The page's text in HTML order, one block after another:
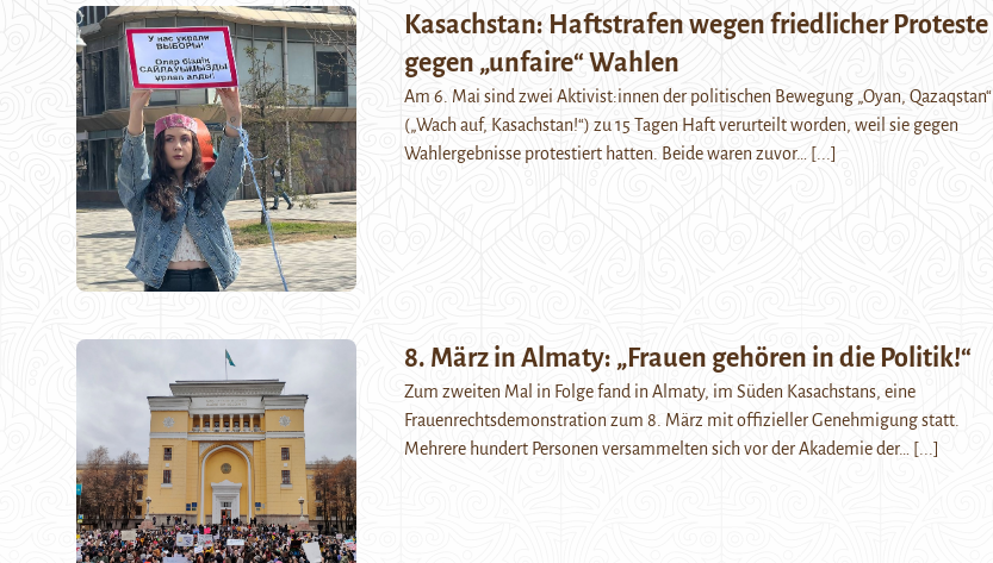
Kasachstan: Haftstrafen wegen friedlicher Proteste
gegen „unfaire“ Wahlen
Am 6. Mai sind zwei Aktivist:innen der politischen Bewegung „Oyan, Qazaqstan“
(„Wach auf, Kasachstan!“) zu 15 Tagen Haft verurteilt worden, weil sie gegen
Wahlergebnisse protestiert hatten. Beide waren zuvor…
[...]
8. März in Almaty: „Frauen gehören in die Politik!“
Zum zweiten Mal in Folge fand in Almaty, im Süden Kasachstans, eine
Frauenrechtsdemonstration zum 8. März mit offizieller Genehmigung statt.
Mehrere hundert Personen versammelten sich vor der Akademie der…
[...]